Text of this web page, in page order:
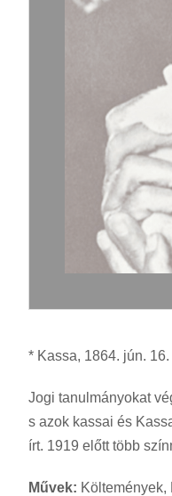
* Kassa, 1864. jún.
Jogi tanulmányokat
s azok kassai és
írt. 1919 előtt több
Művek: Költemények,